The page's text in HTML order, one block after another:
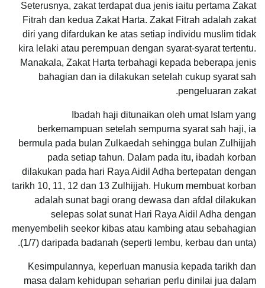
Seterusnya, zakat terdapat dua jenis iaitu pertama Zakat
Fitrah dan kedua Zakat Harta. Zakat Fitrah adalah zakat
diri yang difardukan ke atas setiap individu muslim tidak
kira lelaki atau perempuan dengan syarat-syarat tertentu.
Manakala, Zakat Harta terbahagi kepada beberapa jenis
bahagian dan ia dilakukan setelah cukup syarat sah
pengeluaran zakat.
Ibadah haji ditunaikan oleh umat Islam yang
berkemampuan setelah sempurna syarat sah haji, ia
bermula pada bulan Zulkaedah sehingga bulan Zulhijjah
pada setiap tahun. Dalam pada itu, ibadah korban
dilakukan pada hari Raya Aidil Adha bertepatan dengan
tarikh 10, 11, 12 dan 13 Zulhijjah. Hukum membuat korban
adalah sunat bagi orang dewasa dan afdal dilakukan
selepas solat sunat Hari Raya Aidil Adha dengan
menyembelih seekor kibas atau kambing atau sebahagian
(1/7) daripada badanah (seperti lembu, kerbau dan unta).
Kesimpulannya, keperluan manusia kepada tarikh dan
masa dalam kehidupan seharian perlu dinilai jua dalam